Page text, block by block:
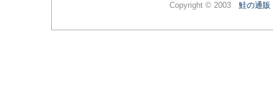
Copyright © 2003 鮭の通販